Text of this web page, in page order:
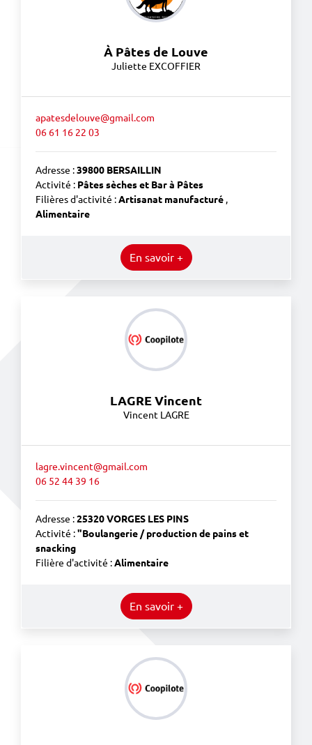
À Pâtes de Louve
Juliette EXCOFFIER
apatesdelouve@gmail.com
06 61 16 22 03
Adresse :39800 BERSAILLIN
Activité : Pâtes sèches et Bar à Pâtes
Filières d'activité :Artisanat manufacturé ,
Alimentaire
En savoir +
LAGRE Vincent
Vincent LAGRE
lagre.vincent@gmail.com
06 52 44 39 16
Adresse :25320 VORGES LES PINS
Activité :"Boulangerie / production de pains et
snacking
Filière d'activité :Alimentaire
En savoir +